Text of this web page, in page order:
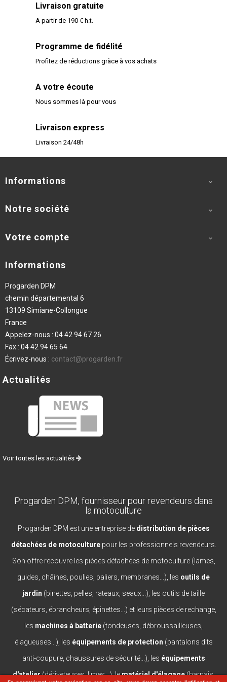
Livraison gratuite
A partir de 190 € h.t.
Programme de fidélité
Profitez de réductions gràce à vos achats
A votre écoute
Nous sommes là pour vous
Livraison express
Livraison 24/48h
Informations 
Notre société 
Votre compte 
Informations
Progarden DPM
chemin départemental 6
13109 Simiane-Collongue
France
Appelez-nous : 04 42 94 67 26
Fax : 04 42 94 65 64
Écrivez-nous : contact@progarden.fr
Actualités
Voir toutes les actualités
Progarden DPM, fournisseur pour revendeurs dans
la motoculture
Progarden DPM est une entreprise de distribution de pièces
détachées de motoculturepour les professionnels revendeurs.
Son offre recouvre les pièces détachées de motoculture (lames,
guides, châines, poulies, paliers, membranes...), les outils de
jardin (binettes, pelles, rateaux, seaux...), les outils de taille
(sécateurs, ébrancheurs, épinettes...) et leurs pièces de rechange,
les machines à batterie (tondeuses, débroussailleuses,
élagueuses...), les équipements de protection (pantalons dits
anti-coupure, chaussures de sécurité...), les équipements
d'atelier(dériveteuses, limes...), lematériel d'élagage(harnais,